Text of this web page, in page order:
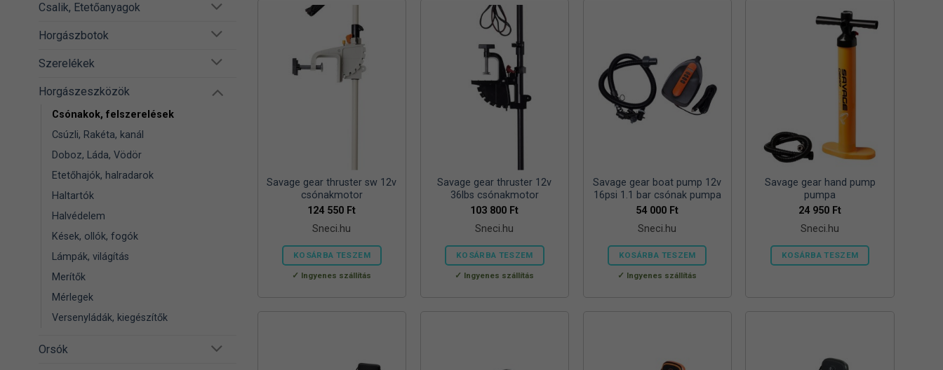
Csalik, Etetőanyagok
Horgászbotok
Szerelékek
Horgászeszközök
Csónakok, felszerelések
Csúzli, Rakéta, kanál
Doboz, Láda, Vödör
Etetőhajók, halradarok
Haltartók
Halvédelem
Kések, ollók, fogók
Lámpák, világítás
Merítők
Mérlegek
Versenyládák, kiegészítők
Orsók
Savage gear thruster sw 12v
csónakmotor
124 550 Ft
Sneci.hu
KOSÁRBA TESZEM
Ingyenes szállítás
Savage gear thruster 12v
36lbs csónakmotor
103 800 Ft
Sneci.hu
KOSÁRBA TESZEM
Ingyenes szállítás
Savage gear boat pump 12v
16psi 1.1 bar csónak pumpa
54 000 Ft
Sneci.hu
KOSÁRBA TESZEM
Ingyenes szállítás
Savage gear hand pump
pumpa
24 950 Ft
Sneci.hu
KOSÁRBA TESZEM